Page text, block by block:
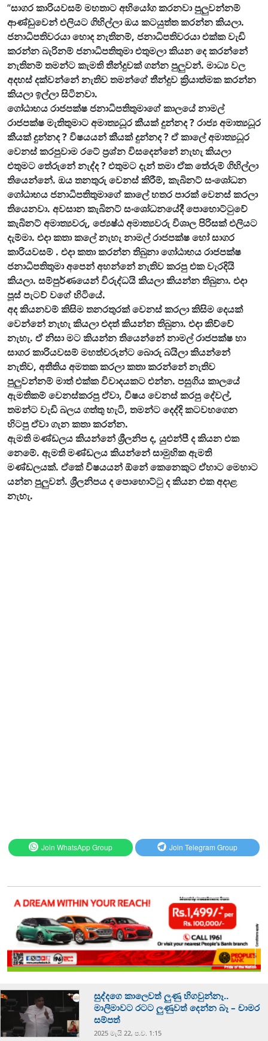
“සාගර කාරියවසම් මහතාට අභියෝග කරනවා පුලුවන්නම්
ආණ්ඩුවෙන් එලියට ගිහිල්ලා ඔය කටයුත්ත කරන්න කියලා.
ජනාධිපතිවරයා හොද නැතිනම්, ජනාධිපතිවරයා එක්ක වැඩි
කරන්න බැරිනම් ජනාධිපතිතුමා එතුමලා කියන දෙ කරන්නේ
නැතිනම් තමන්ට කැමති තීන්දුවක් ගන්න පුලුවන්. මාධ්‍ය වල
අදහස් දක්වන්නේ නැතිව තමන්ගේ තීන්දුව ක්‍රියාත්මක කරන්න
කියලා ඉල්ලා සිටිනවා.
ගෝඨාභය රාජපක්ෂ ජනාධිපතිතුමාගේ කාලයේ නාමල්
රාජපක්ෂ මැතිතුමාට අමාත්‍යධූර කීයක් දුන්නද ? රාජ්‍ය අමාත්‍යධූර
කීයක් දුන්නද ? විෂයයන් කීයක් දුන්නද ? ඒ කාලේ අමාත්‍යධූර
වෙනස් කරපුවාම රටේ ප්‍රශ්න විසදෙන්නේ නැහැ කියලා
එතුමට තේරුනේ නැද්ද ? එතුමට දැන් තමා ඒක තේරුම් ගිහිල්ලා
තියෙන්නේ. ඔය තනතුරු වෙනස් කිරීම්, කැබිනට් සංශෝධන
ගෝඨාභය ජනාධිපතිතුමාගේ කාලේ හතර පාරක් වෙනස් කරලා
තියෙනවා. අවසාන කැබිනට් සංශෝධනයේදී පොහොට්ටුවේ
කැබිනට් අමාත්‍යවරු, ජ්‍යෙෂ්ඨ අමාත්‍යවරු විශාල පිරිසක් එලියට
දැම්මා. එදා කතා කලේ නැහැ නාමල් රාජපක්ෂ හෝ සාගර
කාරියවසම් . එදා කතා කරන්න තිබුනා ගෝඨාභය රාජපක්ෂ
ජනාධිපතිතුමා අපෙන් අහන්නේ නැතිව කරපු එක වැරදියි
කියලා. සම්පුර්ණයෙන් විරුද්ධයි කියලා කියන්න තිබුනා. එදා
පූස් පැටව් වගේ හිටියේ.
අද කියනවම් කිසිම තනරතුරක් වෙනස් කරලා කිසිම දෙයක්
වෙන්නේ නැහැ කියලා එදත් කියන්න තිබුනා. එදා කිව්වේ
නැහැ. ඒ නිසා මට කියන්න තියෙන්නේ නාමල් රාජපක්ෂ හා
සාගර කාරියවසම් මහත්වරුන්ට බොරු බයිලා කියන්නේ
නැතිව, අතීතිය අමතක කරලා කතා කරන්නේ නැතිව
පුලුවන්නම් මාත් එක්ක විවාදයකට එන්න. පසුගිය කාලයේ
ඇමතිකම් වෙනස්කරපු ඒවා, විෂය වෙනස් කරපු දේවල්,
තමන්ට වැඩි බලය ගත්තු හැටි, තමන්ට දෙද්දි කටවහගෙන
හිටපු ඒවා ගැන කතා කරන්න.
ඇමති මණ්ඩලය කියන්නේ ශ්‍රීලනිප ද, යුඑන්පී ද කියන එක
නෙමේ. ඇමති මණ්ඩලය කියන්නේ සාමුහික ඇමති
මණ්ඩලයක්. ඒකේ විෂයයන් ඕනේ කෙනෙකුට ඒහාට මෙහාට
යන්න පුලුවන්. ශ්‍රීලනිපය ද පොහොට්ටු ද කියන එක අදාළ
නැහැ.
Join WhatsApp Group Join Telegram Group
සුද්දගෙ කාලෙවත් ලුණු හිගවුන්නෑ..
මාලිමාවට රටට ලුණුවත් දෙන්න බෑ – චාමර
සම්පත්
2025 මැයි 22, ප.ව. 1:15